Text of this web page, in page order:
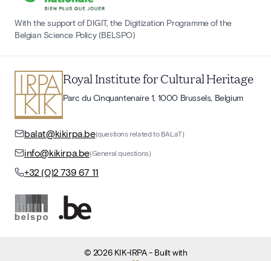
With the support of DIGIT, the Digitization Programme of the
Belgian Science Policy (BELSPO)
Royal Institute for Cultural Heritage
Parc du Cinquantenaire 1, 1000 Brussels, Belgium
balat@kikirpa.be(questions related to BALaT)
info@kikirpa.be(General questions)
+32 (0)2 739 67 11
© 2026 KIK-IRPA- Built with